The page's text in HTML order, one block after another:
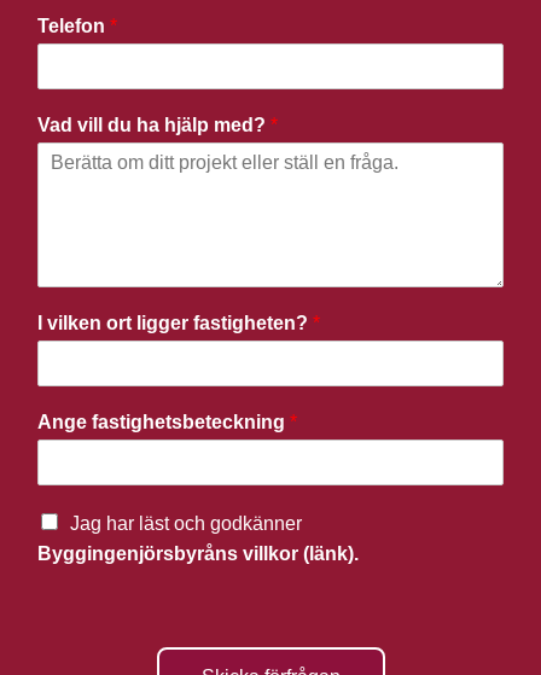
Telefon *
Vad vill du ha hjälp med? *
I vilken ort ligger fastigheten? *
Ange fastighetsbeteckning *
Jag har läst och godkänner
Byggingenjörsbyråns villkor (länk).